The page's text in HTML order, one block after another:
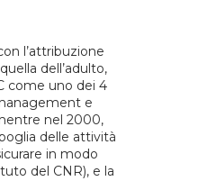
l’attribuzione
dell’adulto,
come uno dei 4
e
nel 2000,
delle attività
in modo
del CNR), e la